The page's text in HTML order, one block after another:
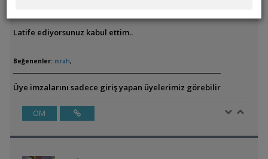
Latife ediyorsunuz kabul ettim..
Beğenenler: mrah,
Üye imzalarını sadece giriş yapan üyelerimiz görebilir
ÖM